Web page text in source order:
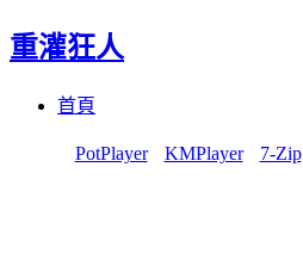
重灌狂人
首頁
PotPlayer KMPlayer 7-Zip